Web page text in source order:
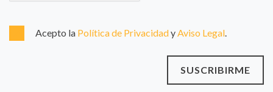
Acepto la Política de Privacidady Aviso Legal
SUSCRIBIRME